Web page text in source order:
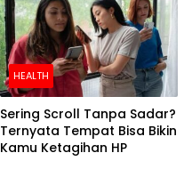
HEALTH
Sering Scroll Tanpa Sadar?
Ternyata Tempat Bisa Bikin
Kamu Ketagihan HP